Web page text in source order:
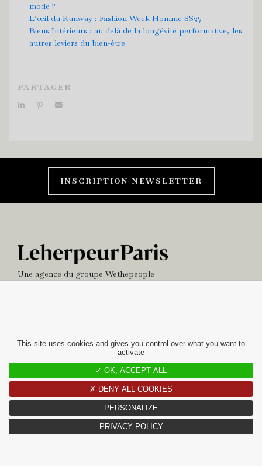
mode ?
L’œil du Runway : Fashion Week Homme SS27
Biens Intérieurs : au delà de la longévité performative, les
autres leviers du bien-être
PARTAGER
INSCRIPTION NEWSLETTER
Une agence du groupe Wethepeople
contact
10 RUE CHARLOT
75003 PARIS
CONTACT@LEHERPEURPARIS.COM
This site uses cookies and gives you control over what you want to
activate
✓ OK, ACCEPT ALL
✗ DENY ALL COOKIES
PERSONALIZE
PRIVACY POLICY